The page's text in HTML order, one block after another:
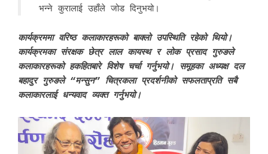
भन्ने कुरालाई उहाँले जोड दिनुभयो।
कार्यक्रममा वरिष्ठ कलाकारहरूको बाक्लो उपस्थिति रहेको थियो।
कार्यक्रमका संरक्षक छेत्र लाल कायस्थ र लोक प्रसाद गुरुङले
कलाकारहरूको हकहितबारे विशेष चर्चा गर्नुभयो। समूहका अध्यक्ष दल
बहादुर गुरुङले “मन्सुन” चित्रकला प्रदर्शनीको सफलताप्रति सबै
कलाकारलाई धन्यवाद व्यक्त गर्नुभयो।